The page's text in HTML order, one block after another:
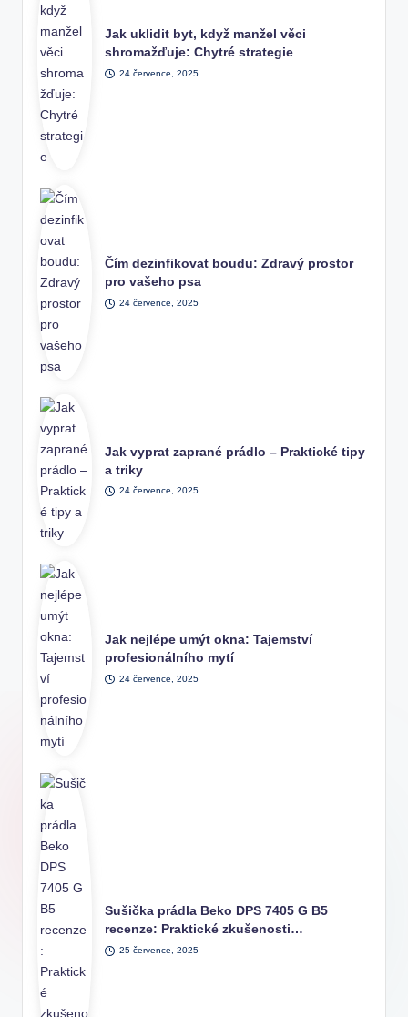
Jak uklidit byt, když manžel věci
shromažďuje: Chytré strategie
24 července, 2025
Čím dezinfikovat boudu: Zdravý prostor
pro vašeho psa
24 července, 2025
Jak vyprat zaprané prádlo – Praktické tipy
a triky
24 července, 2025
Jak nejlépe umýt okna: Tajemství
profesionálního mytí
24 července, 2025
Sušička prádla Beko DPS 7405 G B5
recenze: Praktické zkušenosti…
25 července, 2025